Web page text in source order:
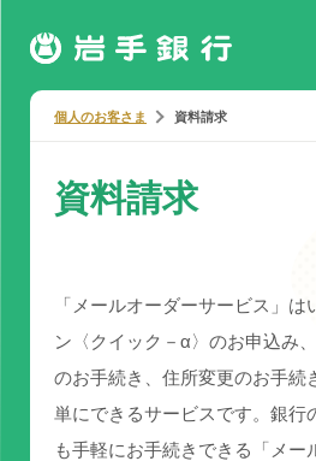
個人のお客さま 資料請求
資料請求
「メールオーダーサービス」
ン〈クイック－α〉のお申込み
のお手続き、住所変更のお手続
単にできるサービスです。銀行
も手軽にお手続きできる「メー